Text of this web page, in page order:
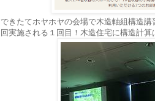
できたてホヤホヤの会場で木造軸組構造
回実施される１回目！木造住宅に構造計算